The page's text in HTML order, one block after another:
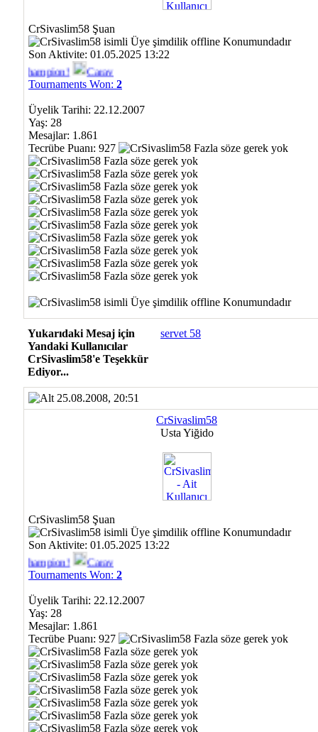
CrSivaslim58 Şuan
Son Aktivite: 01.05.2025 13:22
Caravan Toss Champion!
Tournaments Won: 2
Üyelik Tarihi: 22.12.2007
Yaş: 28
Mesajlar: 1.861
Tecrübe Puanı: 927
Yukarıdaki Mesaj için
Yandaki Kullanıcılar
CrSivaslim58'e Teşekkür
Ediyor...
servet 58
25.08.2008, 20:51
CrSivaslim58
Usta Yiğido
CrSivaslim58 Şuan
Son Aktivite: 01.05.2025 13:22
Caravan Toss Champion!
Tournaments Won: 2
Üyelik Tarihi: 22.12.2007
Yaş: 28
Mesajlar: 1.861
Tecrübe Puanı: 927